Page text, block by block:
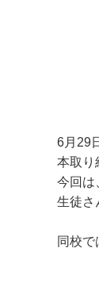
6月29
本取り
今回は
生徒さ
同校